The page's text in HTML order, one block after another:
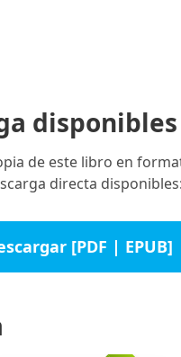
disponibles
de este libro en
directa disponibles:
[PDF | EPUB]